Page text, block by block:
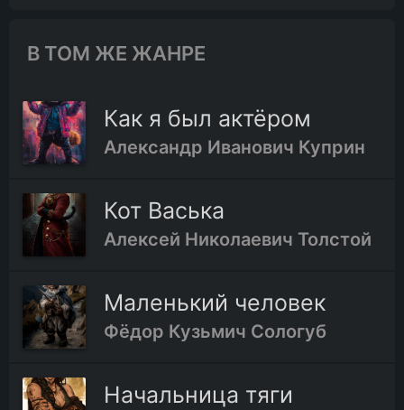
В ТОМ ЖЕ ЖАНРЕ
Как я был актёром
Александр Иванович Куприн
Кот Васька
Алексей Николаевич Толстой
Маленький человек
Фёдор Кузьмич Сологуб
Начальница тяги